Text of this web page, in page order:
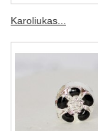
Karoliukas...